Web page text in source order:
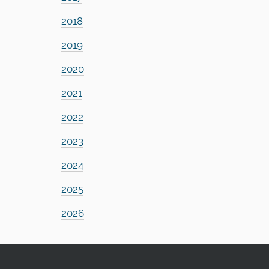
2018
2019
2020
2021
2022
2023
2024
2025
2026